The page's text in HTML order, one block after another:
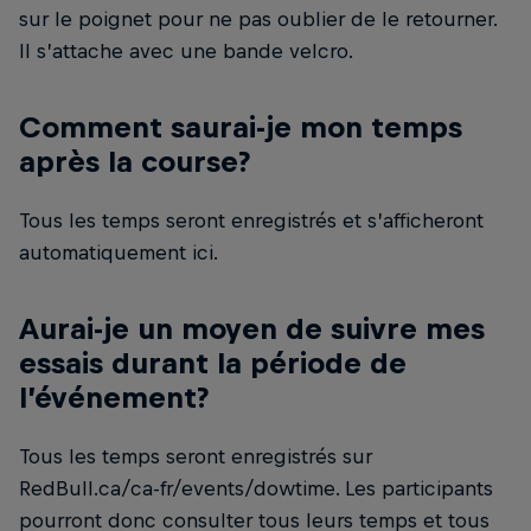
sur le poignet pour ne pas oublier de le retourner.
Il s’attache avec une bande velcro.
Comment saurai-je mon temps
après la course?
Tous les temps seront enregistrés et s’afficheront
automatiquement ici.
Aurai-je un moyen de suivre mes
essais durant la période de
l’événement?
Tous les temps seront enregistrés sur
RedBull.ca/ca-fr/events/dowtime. Les participants
pourront donc consulter tous leurs temps et tous